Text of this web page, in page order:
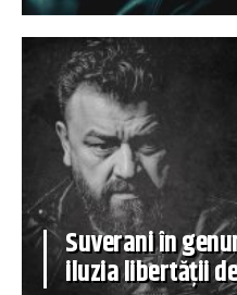
Suverani în
iluzia libertății